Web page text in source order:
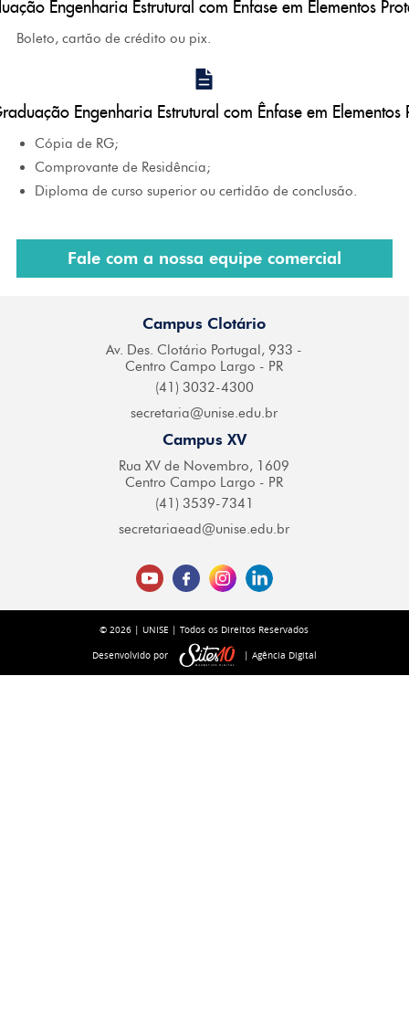
Engenharia Estrutural com Ênfase em Elementos
Boleto, cartão de crédito ou pix.
Engenharia Estrutural com Ênfase em
Cópia de RG;
Comprovante de Residência;
Diploma de curso superior ou certidão de conclusão.
Fale com a nossa equipe comercial
Campus Clotário
Av. Des. Clotário Portugal, 933 -
Centro Campo Largo - PR
(41) 3032-4300
secretaria@unise.edu.br
Campus XV
Rua XV de Novembro, 1609
Centro Campo Largo - PR
(41) 3539-7341
secretariaead@unise.edu.br
© 2026 | UNISE | Todos os Direitos Reservados
Desenvolvido por | Agência Digital